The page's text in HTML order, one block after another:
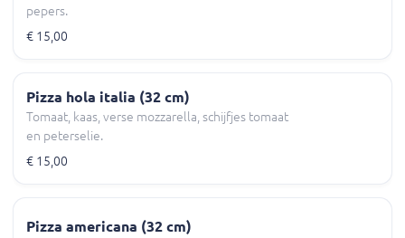
pepers.
€ 15,00
Pizza hola italia (32 cm)
Tomaat, kaas, verse mozzarella, schijfjes tomaat
en peterselie.
€ 15,00
Pizza americana (32 cm)